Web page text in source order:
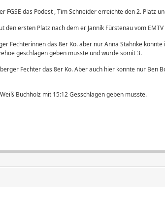
FGSE das Podest , Tim Schneider erreichte den 2. Platz
den ersten Platz nach dem er Jannik Fürstenau vom
Fechterinnen das 8er Ko. aber nur Anna Stahnke
geschlagen geben musste und wurde somit 3.
Fechter das 8er Ko. Aber auch hier konnte nur Ben
Buchholz mit 15:12 Gesschlagen geben musste.